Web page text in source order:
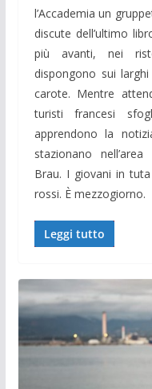
l’Accademia un
discute dell’ultimo
più avanti, nei
dispongono sui
carote. Mentre
turisti francesi
apprendono la
stazionano
Brau. I giovani in
rossi. È mezzogiorno.
Leggi tutto